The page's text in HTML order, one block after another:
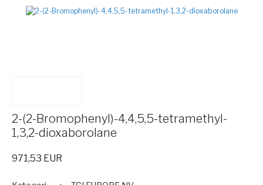
2-(2-Bromophenyl)-4,4,5,5-tetramethyl-
1,3,2-dioxaborolane
971,53 EUR